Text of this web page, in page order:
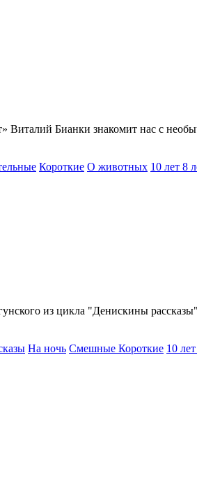
Виталий Бианки знакомит нас с
Короткие О животных 10 лет 8
из цикла "Денискины
На ночь Смешные Короткие 10 лет